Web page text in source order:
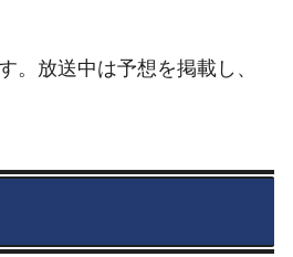
。放送中は予想を掲載し、